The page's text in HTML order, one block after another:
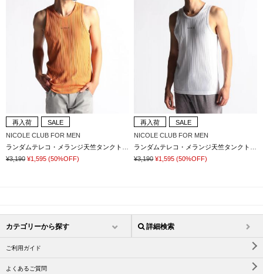
再入荷
SALE
NICOLE CLUB FOR MEN
¥3,190 ¥1,595 (50%OFF)
再入荷
SALE
NICOLE CLUB FOR MEN
¥3,190 ¥1,595 (50%OFF)
カテゴリーから探す 詳細検索
ご利用ガイド
よくあるご質問